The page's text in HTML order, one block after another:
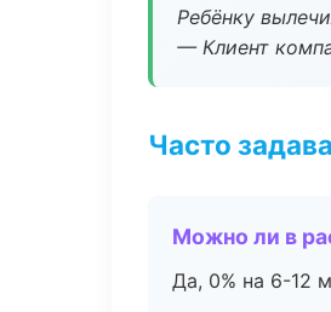
Ребёнку
— Клиент
Часто
Можно ли в
Да, 0% на 6-12